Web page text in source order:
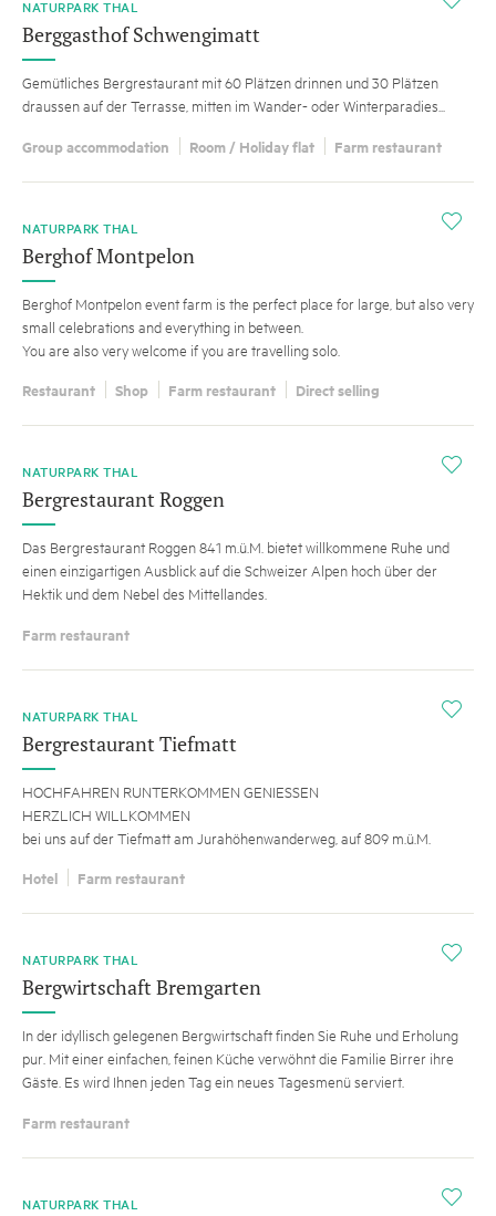
NATURPARK THAL
Berggasthof Schwengimatt
Gemütliches Bergrestaurant mit 60 Plätzen drinnen und 30 Plätzen
draussen auf der Terrasse, mitten im Wander- oder Winterparadies...
Group accommodation Room / Holiday flat Farm restaurant
i
NATURPARK THAL
Berghof Montpelon
Berghof Montpelon event farm is the perfect place for large, but also very
small celebrations and everything in between.
You are also very welcome if you are travelling solo.
Restaurant Shop Farm restaurant Direct selling
i
NATURPARK THAL
Bergrestaurant Roggen
Das Bergrestaurant Roggen 841 m.ü.M. bietet willkommene Ruhe und
einen einzigartigen Ausblick auf die Schweizer Alpen hoch über der
Hektik und dem Nebel des Mittellandes.
Farm restaurant
i
NATURPARK THAL
Bergrestaurant Tiefmatt
HOCHFAHREN RUNTERKOMMEN GENIESSEN
HERZLICH WILLKOMMEN
bei uns auf der Tiefmatt am Jurahöhenwanderweg, auf 809 m.ü.M.
Hotel Farm restaurant
i
NATURPARK THAL
Bergwirtschaft Bremgarten
In der idyllisch gelegenen Bergwirtschaft finden Sie Ruhe und Erholung
pur. Mit einer einfachen, feinen Küche verwöhnt die Familie Birrer ihre
Gäste. Es wird Ihnen jeden Tag ein neues Tagesmenü serviert.
Farm restaurant
i
NATURPARK THAL